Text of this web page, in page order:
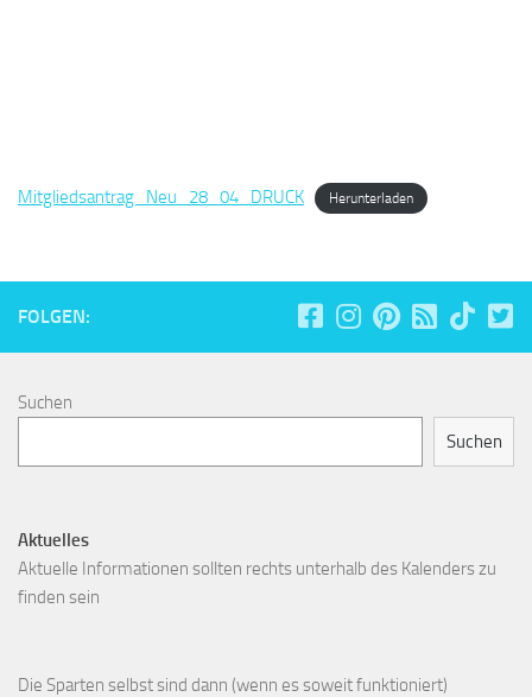
Mitgliedsantrag_Neu_28_04_DRUCK Herunterladen
FOLGEN:
Suchen
Suchen
Aktuelles
Aktuelle Informationen sollten rechts unterhalb des Kalenders zu
finden sein
Die Sparten selbst sind dann (wenn es soweit funktioniert)